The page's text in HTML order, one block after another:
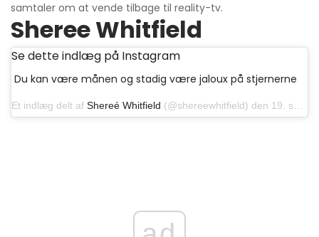
samtaler om at vende tilbage til reality-tv.
Sheree Whitfield
Se dette indlæg på Instagram
Du kan være månen og stadig være jaloux på stjernerne
Et indlæg delt af Shereé Whitfield (@shereewhitfield) den 19. september 2019 kl. 13:47 PDT